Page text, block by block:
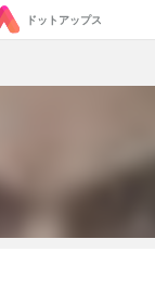
ドットアップス